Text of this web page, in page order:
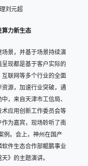
刘元超
算力新生态
景，并基于场景持续演
现都是基于客户实际的
联网等多个行业的全面
源，加速行业突破，通
，来自天津市工信局、
应用创新工作委员会等
为嘉宾，现场聆听了南
例。会上，神州在国产
件生态合作部鲲鹏事业
》的主题演讲。